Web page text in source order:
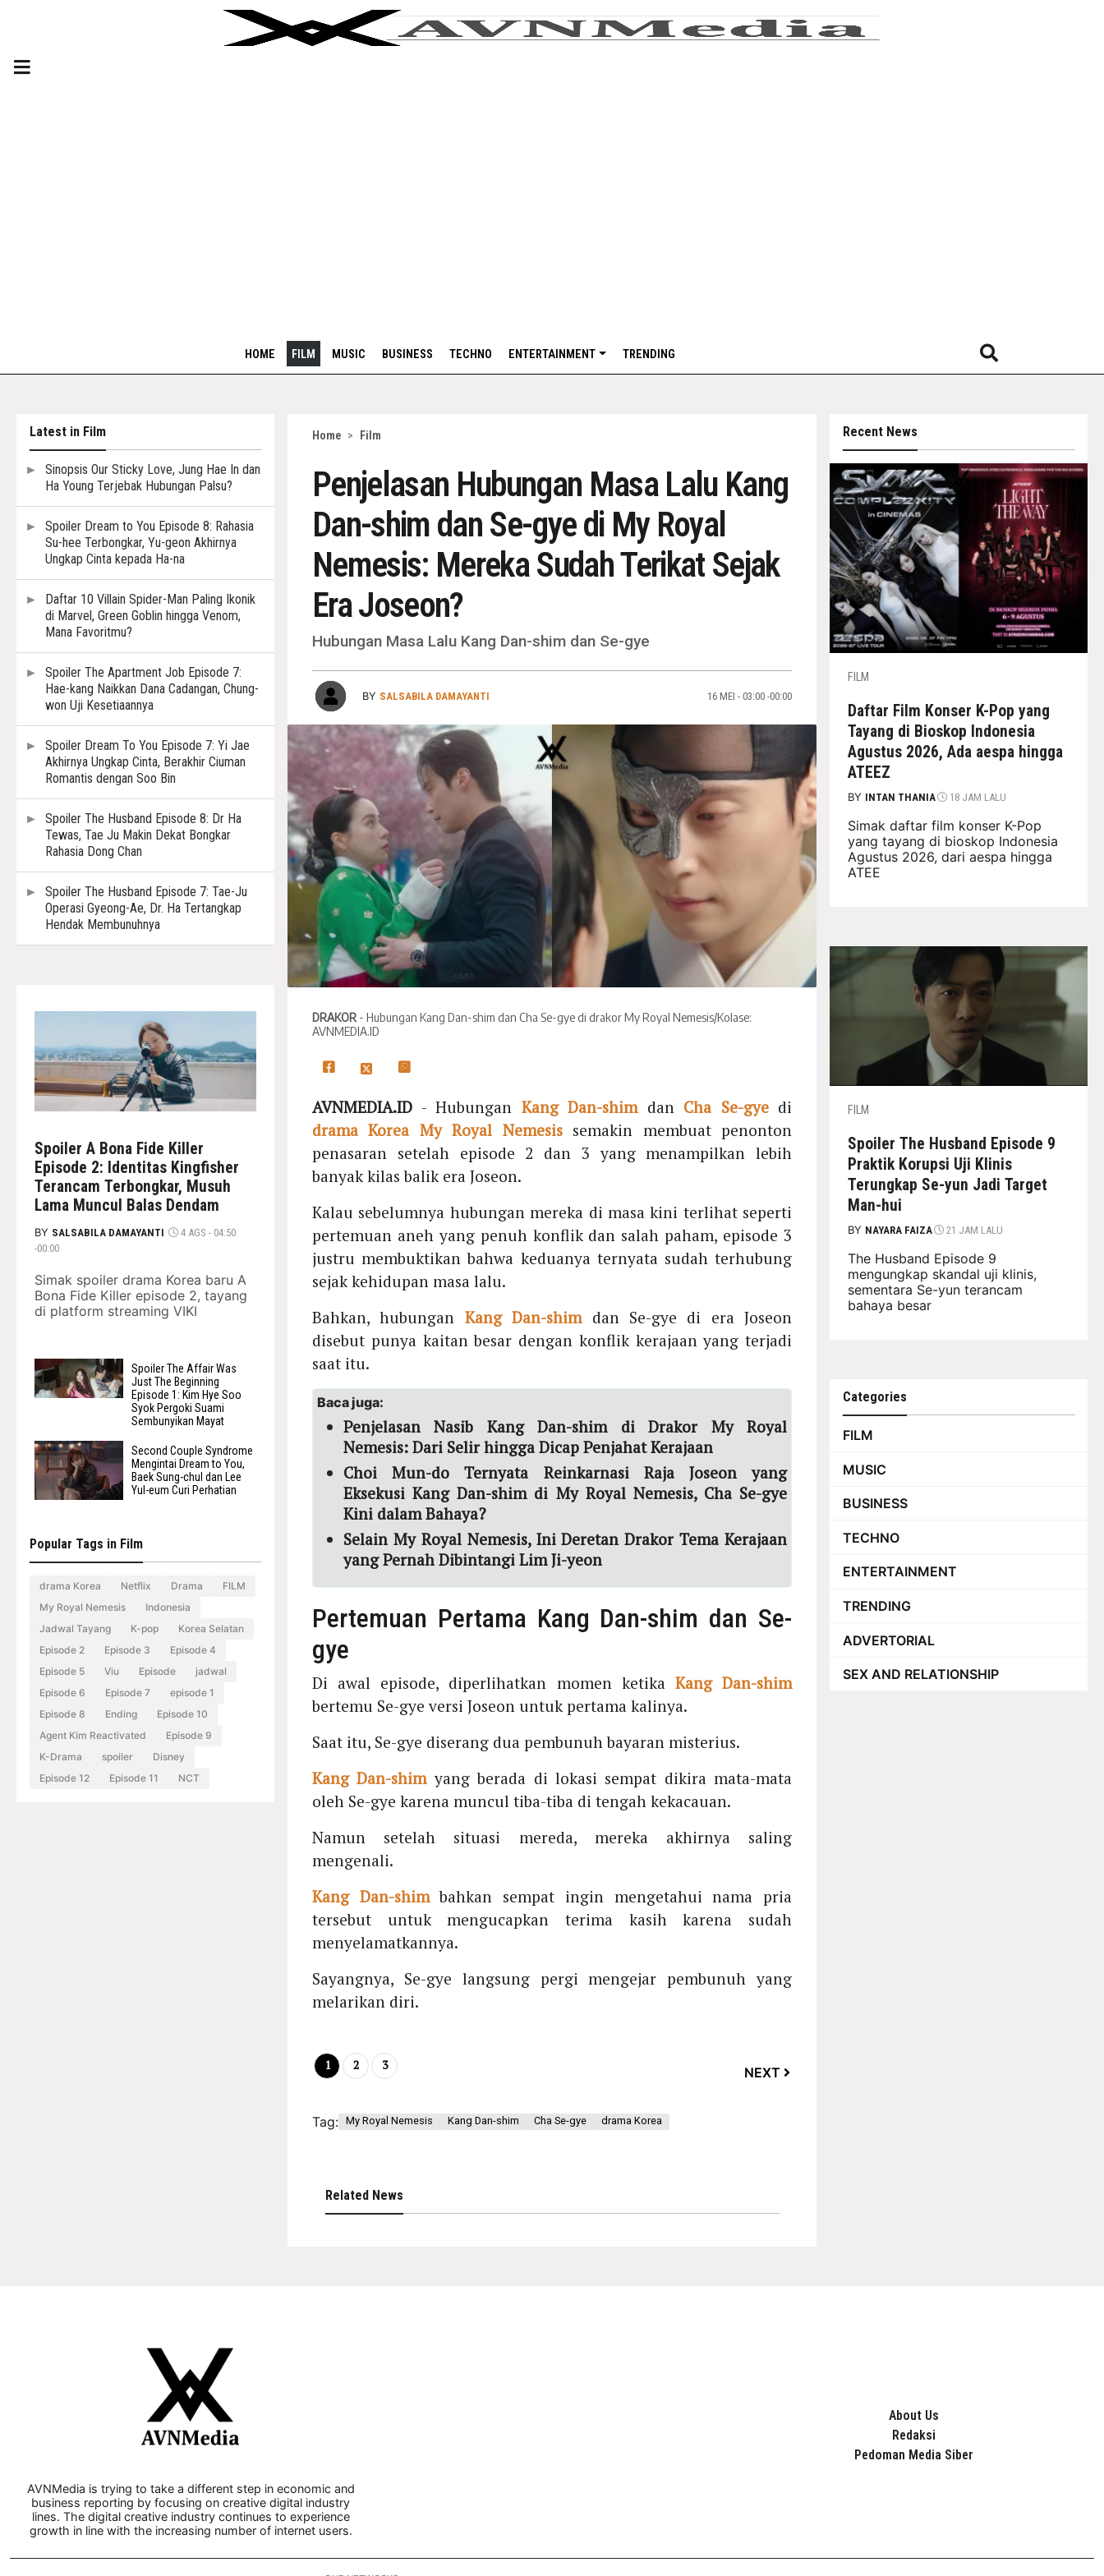
HOME FILM MUSIC BUSINESS TECHNO ENTERTAINMENT TRENDING
Latest in Film
Sinopsis Our Sticky Love, Jung Hae In dan
Ha Young Terjebak Hubungan Palsu?
Spoiler Dream to You Episode 8: Rahasia
Su-hee Terbongkar, Yu-geon Akhirnya
Ungkap Cinta kepada Ha-na
Daftar 10 Villain Spider-Man Paling Ikonik
di Marvel, Green Goblin hingga Venom,
Mana Favoritmu?
Spoiler The Apartment Job Episode 7:
Hae-kang Naikkan Dana Cadangan, Chung-
won Uji Kesetiaannya
Spoiler Dream To You Episode 7: Yi Jae
Akhirnya Ungkap Cinta, Berakhir Ciuman
Romantis dengan Soo Bin
Spoiler The Husband Episode 8: Dr Ha
Tewas, Tae Ju Makin Dekat Bongkar
Rahasia Dong Chan
Spoiler The Husband Episode 7: Tae-Ju
Operasi Gyeong-Ae, Dr. Ha Tertangkap
Hendak Membunuhnya
Spoiler A Bona Fide Killer
Episode 2: Identitas Kingfisher
Terancam Terbongkar, Musuh
Lama Muncul Balas Dendam
BY SALSABILA DAMAYANTI
4 AGS - 04:50
-00:00
Simak spoiler drama Korea baru A
Bona Fide Killer episode 2, tayang
di platform streaming VIKI
Spoiler The Affair Was
Just The Beginning
Episode 1: Kim Hye Soo
Syok Pergoki Suami
Sembunyikan Mayat
Second Couple Syndrome
Mengintai Dream to You,
Baek Sung-chul dan Lee
Yul-eum Curi Perhatian
Popular Tags in Film
drama Korea Netflix Drama
FILM
My Royal Nemesis
Indonesia
Jadwal Tayang
K-pop
Korea Selatan
Episode 2
Episode 3
Episode 4
Episode 5
Viu Episode
jadwal
Episode 6
Episode 7
episode 1
Episode 8
Ending
Episode 10
Agent Kim Reactivated
Episode 9
K-Drama
spoiler
Disney
Episode 12
Episode 11 NCT
Home > Film
Penjelasan Hubungan Masa Lalu Kang
Dan-shim dan Se-gye di My Royal
Nemesis: Mereka Sudah Terikat Sejak
Era Joseon?
Hubungan Masa Lalu Kang Dan-shim dan Se-gye
BY SALSABILA DAMAYANTI 16 MEI - 03:00 -00:00
DRAKOR - Hubungan Kang Dan-shim dan Cha Se-gye di drakor My Royal Nemesis/Kolase:
AVNMEDIA.ID
AVNMEDIA.ID - Hubungan Kang Dan-shimdan Cha Se-gyedi
drama Korea My Royal Nemesissemakin membuat penonton
penasaran setelah episode 2 dan 3 yang menampilkan lebih
banyak kilas balik era Joseon.
Kalau sebelumnya hubungan mereka di masa kini terlihat seperti
pertemuan aneh yang penuh konflik dan salah paham, episode 3
justru membuktikan bahwa keduanya ternyata sudah terhubung
sejak kehidupan masa lalu.
Bahkan, hubungan Kang Dan-shimdan Se-gye di era Joseon
disebut punya kaitan besar dengan konflik kerajaan yang terjadi
saat itu.
Baca juga:
Penjelasan Nasib Kang Dan-shim di Drakor My Royal
Nemesis: Dari Selir hingga Dicap Penjahat Kerajaan
Choi Mun-do Ternyata Reinkarnasi Raja Joseon yang
Eksekusi Kang Dan-shim di My Royal Nemesis, Cha Se-gye
Kini dalam Bahaya?
Selain My Royal Nemesis, Ini Deretan Drakor Tema Kerajaan
yang Pernah Dibintangi Lim Ji-yeon
Pertemuan Pertama Kang Dan-shim dan Se-
gye
Di awal episode, diperlihatkan momen ketika Kang Dan-shim
bertemu Se-gye versi Joseon untuk pertama kalinya.
Saat itu, Se-gye diserang dua pembunuh bayaran misterius.
Kang Dan-shimyang berada di lokasi sempat dikira mata-mata
oleh Se-gye karena muncul tiba-tiba di tengah kekacauan.
Namun setelah situasi mereda, mereka akhirnya saling
mengenali.
Kang Dan-shimbahkan sempat ingin mengetahui nama pria
tersebut untuk mengucapkan terima kasih karena sudah
menyelamatkannya.
Sayangnya, Se-gye langsung pergi mengejar pembunuh yang
melarikan diri.
1 2 3 NEXT
Tag: My Royal Nemesis Kang Dan-shim Cha Se-gye drama Korea
Related News
Recent News
FILM
Daftar Film Konser K-Pop yang
Tayang di Bioskop Indonesia
Agustus 2026, Ada aespa hingga
ATEEZ
BY INTAN THANIA 18 JAM LALU
Simak daftar film konser K-Pop
yang tayang di bioskop Indonesia
Agustus 2026, dari aespa hingga
ATEE
FILM
Spoiler The Husband Episode 9
Praktik Korupsi Uji Klinis
Terungkap Se-yun Jadi Target
Man-hui
BY NAYARA FAIZA 21 JAM LALU
The Husband Episode 9
mengungkap skandal uji klinis,
sementara Se-yun terancam
bahaya besar
Categories
FILM
MUSIC
BUSINESS
TECHNO
ENTERTAINMENT
TRENDING
ADVERTORIAL
SEX AND RELATIONSHIP
AVNMedia is trying to take a different step in economic and
business reporting by focusing on creative digital industry
lines. The digital creative industry continues to experience
growth in line with the increasing number of internet users.
About Us
Redaksi
Pedoman Media Siber